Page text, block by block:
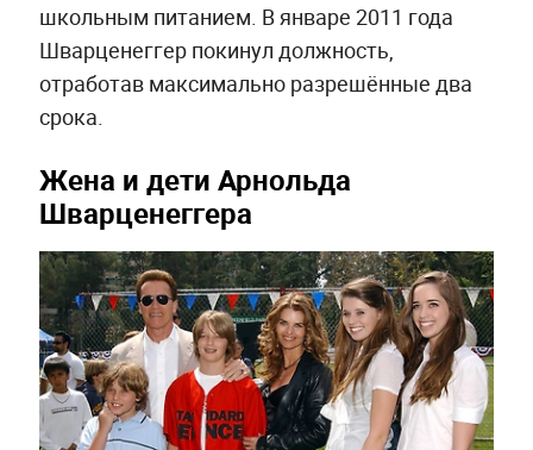
школьным питанием. В январе 2011 года
Шварценеггер покинул должность,
отработав максимально разрешённые два
срока.
Жена и дети Арнольда
Шварценеггера